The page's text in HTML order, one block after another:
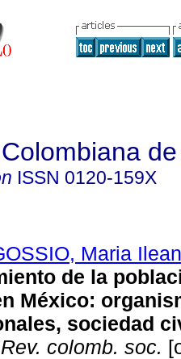
ISSN 0120-159X
Maria
de la
México:
sociedad
Rev. colomb. soc.